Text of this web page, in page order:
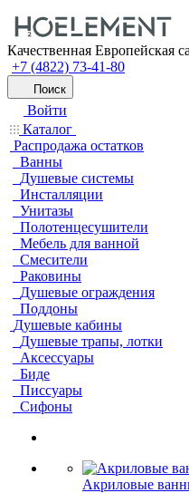
Качественная Европейская
+7 (4822) 73-41-80
Поиск
Войти
Каталог
Распродажа остатков
Ванны
Душевые системы
Инсталляции
Унитазы
Полотенцесушители
Мебель для ванной
Смесители
Раковины
Душевые ограждения
Поддоны
Душевые кабины
Душевые трапы, лотки
Аксессуары
Биде
Писсуары
Сифоны
Акриловые